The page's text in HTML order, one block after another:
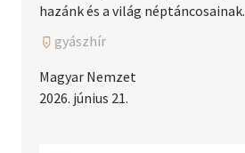
hazánk és a világ néptáncosainak.
gyászhír
Magyar Nemzet
2026. június 21.